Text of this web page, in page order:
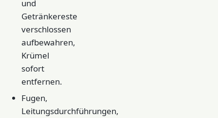
und
Getränkereste
verschlossen
aufbewahren,
Krümel
sofort
entfernen.
Fugen,
Leitungsdurchführungen,